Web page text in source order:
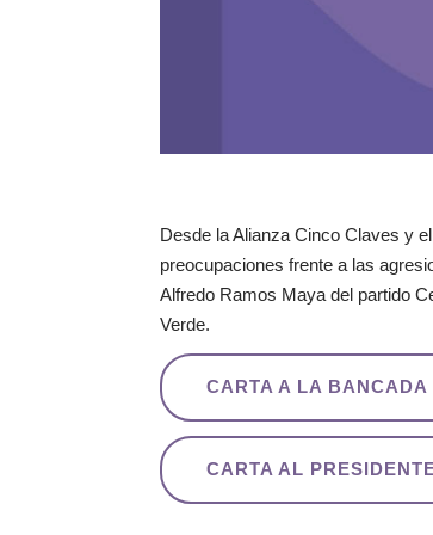
Desde la Alianza Cinco Claves y
preocupaciones frente a las
Alfredo Ramos Maya del partido
Verde.
CARTA A LA BANCADA
CARTA AL